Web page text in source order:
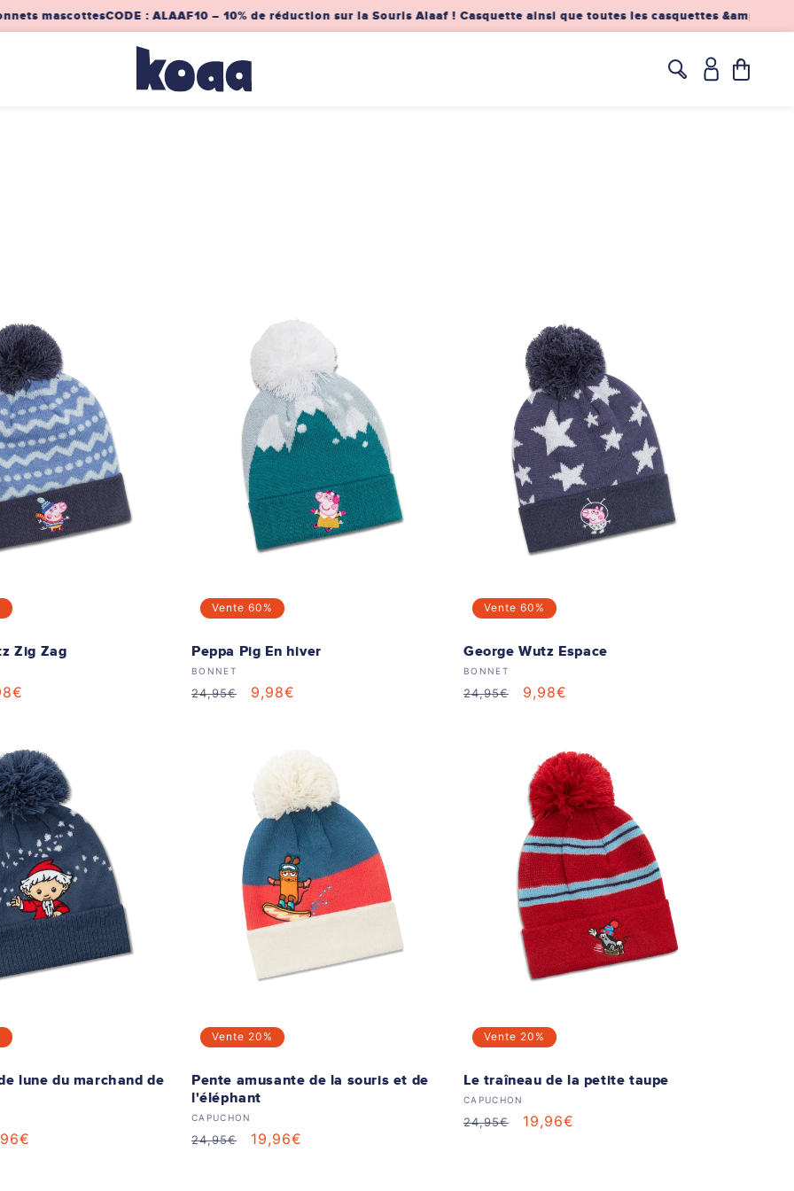
mascottesCODE : ALAAF10 – 10% de réduction sur la Souris Alaaf ! Casquette ainsi que toutes les casquettes &amp;
Zig Zag
Vente 60%
Peppa Pig En hiver
Distributeur :
BONNET
Prix
24,95€
Prix
9,98€
Vente 60%
George Wutz Espace
Distributeur :
BONNET
Prix
24,95€
Prix
9,98€
lune du marchand de
Vente 20%
Pente amusante de la souris et de
l'éléphant
Distributeur :
CAPUCHON
Prix
24,95€
Prix
19,96€
Vente 20%
Le traîneau de la petite taupe
Distributeur :
CAPUCHON
Prix
24,95€
Prix
19,96€